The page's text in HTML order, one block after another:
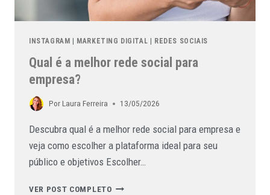
INSTAGRAM | MARKETING DIGITAL | REDES SOCIAIS
Qual é a melhor rede social para
empresa?
PorLaura Ferreira 13/05/2026
Descubra qual é a melhor rede social para empresa e
veja como escolher a plataforma ideal para seu
público e objetivos Escolher…
VER POST COMPLETO